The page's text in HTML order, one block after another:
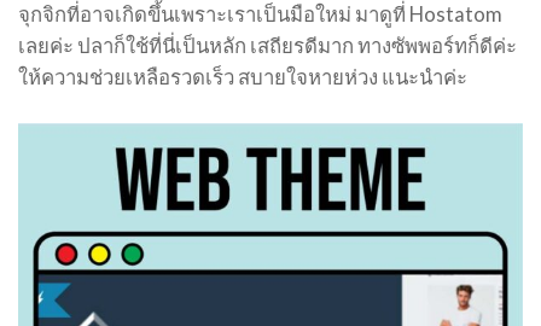
จุกจิกที่อาจเกิดขึ้นเพราะเราเป็นมือใหม่ มาดูที่ Hostatom
เลยค่ะ ปลาก็ใช้ที่นี่เป็นหลัก เสถียรดีมาก ทางซัพพอร์ทก็ดีค่ะ
ให้ความช่วยเหลือรวดเร็ว สบายใจหายห่วง แนะนำค่ะ